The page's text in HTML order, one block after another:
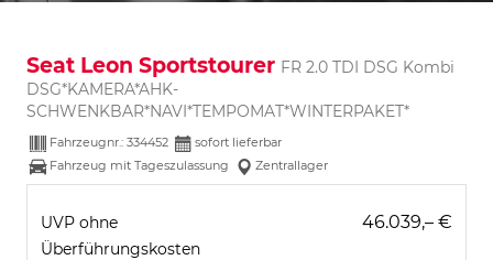
Seat Leon Sportstourer FR 2.0 TDI DSG Kombi
DSG*KAMERA*AHK-
SCHWENKBAR*NAVI*TEMPOMAT*WINTERPAKET*
Fahrzeugnr.: 334452
sofort lieferbar
Fahrzeug mit Tageszulassung
Zentrallager
UVP ohne
Überführungskosten
46.039,– €